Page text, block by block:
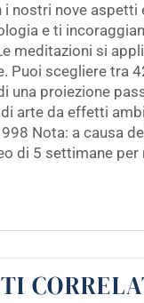
i nostri nove aspetti
e ti
meditazioni si
Puoi scegliere tra
una proiezione
arte da effetti
Nota: a causa
di 5 settimane per